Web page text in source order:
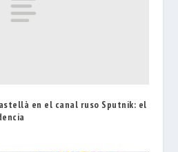
en el canal ruso Sputnik: el